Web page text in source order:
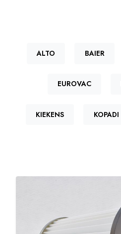
ALTO BAIER
EUROVAC
KIEKENS KOPADI